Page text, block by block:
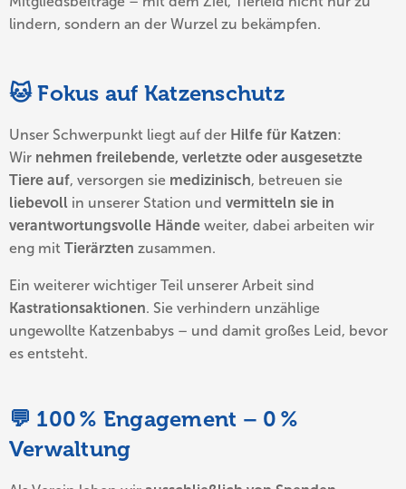
lindern, sondern an der Wurzel zu bekämpfen.
🐱 Fokus auf Katzenschutz
Unser Schwerpunkt liegt auf der Hilfe für Katzen:
Wir nehmen freilebende, verletzte oder ausgesetzte
Tiere auf, versorgen sie medizinisch, betreuen sie
liebevoll in unserer Station und vermitteln sie in
verantwortungsvolle Hände weiter, dabei arbeiten wir
eng mit Tierärzten zusammen.
Ein weiterer wichtiger Teil unserer Arbeit sind
Kastrationsaktionen. Sie verhindern unzählige
ungewollte Katzenbabys – und damit großes Leid, bevor
es entsteht.
💬 100 % Engagement – 0 %
Verwaltung